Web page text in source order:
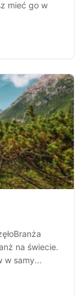
mieć go w
na świecie.
w samy...